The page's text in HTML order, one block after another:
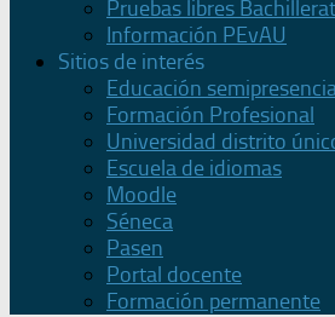
Pruebas libres
Información PEvAU
Sitios de interés
Educación
Formación Profesional
Universidad distrito
Escuela de idiomas
Moodle
Séneca
Pasen
Portal docente
Formación permanente